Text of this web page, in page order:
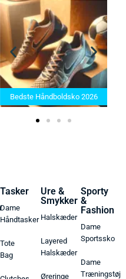
Bedste Håndboldsko 2026
Tasker
Dame
Håndtasker
Tote
Bag
Ure &
Smykker
Halskæder
Layered
Halskæder
Øreringe
Sporty
&
Fashion
Dame
Sportssko
Dame
Træningstøj